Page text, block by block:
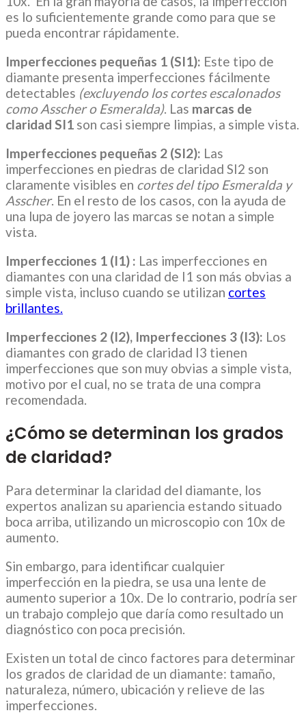
es lo suficientemente grande como para que se
pueda encontrar rápidamente.
Imperfecciones pequeñas 1 (SI1): Este tipo de
diamante presenta imperfecciones fácilmente
detectables (excluyendo los cortes escalonados
como Asscher o Esmeralda). Las marcas de
claridad SI1 son casi siempre limpias, a simple vista.
Imperfecciones pequeñas 2 (SI2): Las
imperfecciones en piedras de claridad SI2 son
claramente visibles en cortes del tipo Esmeralda y
Asscher. En el resto de los casos, con la ayuda de
una lupa de joyero las marcas se notan a simple
vista.
Imperfecciones 1 (I1) : Las imperfecciones en
diamantes con una claridad de I1 son más obvias a
simple vista, incluso cuando se utilizan cortes
brillantes.
Imperfecciones 2 (I2), Imperfecciones 3 (I3): Los
diamantes con grado de claridad I3 tienen
imperfecciones que son muy obvias a simple vista,
motivo por el cual, no se trata de una compra
recomendada.
¿Cómo se determinan los grados
de claridad?
Para determinar la claridad del diamante, los
expertos analizan su apariencia estando situado
boca arriba, utilizando un microscopio con 10x de
aumento.
Sin embargo, para identificar cualquier
imperfección en la piedra, se usa una lente de
aumento superior a 10x. De lo contrario, podría ser
un trabajo complejo que daría como resultado un
diagnóstico con poca precisión.
Existen un total de cinco factores para determinar
los grados de claridad de un diamante: tamaño,
naturaleza, número, ubicación y relieve de las
imperfecciones.